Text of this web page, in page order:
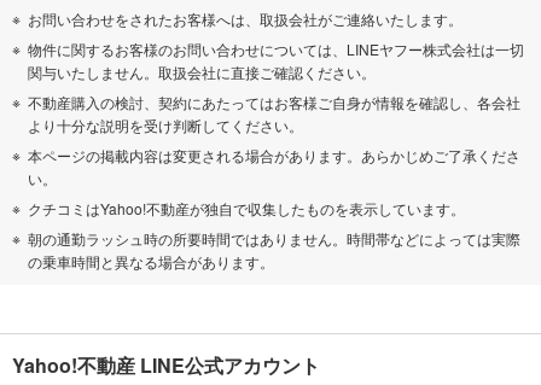
お問い合わせをされたお客様へは、取扱会社がご連絡いたします。
物件に関するお客様のお問い合わせについては、LINEヤフー株式会社は一切
関与いたしません。取扱会社に直接ご確認ください。
不動産購入の検討、契約にあたってはお客様ご自身が情報を確認し、各会社
より十分な説明を受け判断してください。
本ページの掲載内容は変更される場合があります。あらかじめご了承くださ
い。
クチコミはYahoo!不動産が独自で収集したものを表示しています。
朝の通勤ラッシュ時の所要時間ではありません。時間帯などによっては実際
の乗車時間と異なる場合があります。
Yahoo!不動産 LINE公式アカウント